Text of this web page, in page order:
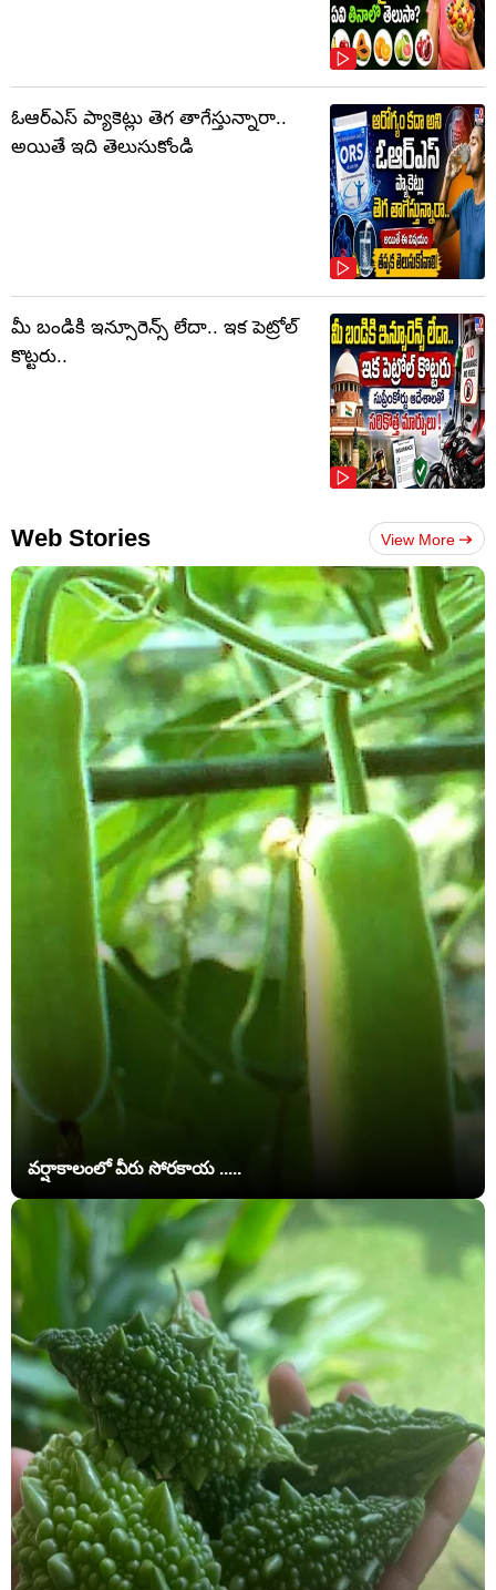
ఓఆర్‌ఎస్‌ ప్యాకెట్లు తెగ తాగేస్తున్నారా..
అయితే ఇది తెలుసుకోండి
మీ బండికి ఇన్సూరెన్స్ లేదా.. ఇక పెట్రోల్
కొట్టరు..
Web Stories View More
వర్షాకాలంలో వీరు సోరకాయ .....